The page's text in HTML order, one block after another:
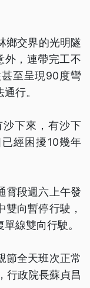
鄉交界的光明隧
外，連帶完工不
至呈現90度彎
行。
下來，有沙下
經困擾10幾年
霄段週六上午發
向暫停行駛，
線雙向行駛。
節全天班次正常
行政院長蘇貞昌